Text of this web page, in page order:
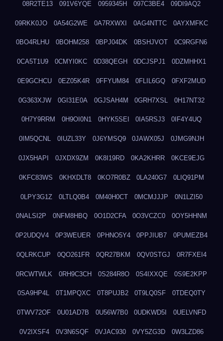
08R2TE13 091V6YQE 0959345H 097C3BE4 09DI9AQ2
09RKK0JO 0A54G2WE 0A7RXWXI 0AG4NTTC 0AYXMFKC
0BO4RLHU 0BOHM258 0BPJ04DK 0BSHJVOT 0C9RGFN6
0CA5T1U9 0CMYI0KC 0D38QEGH 0DCJSPJ1 0DZMHHX1
0E9GCHCU 0EZ05K4R 0FFYUM84 0FLIL6GQ 0FXF2MUD
0G363XJW 0GI31E0A 0GJSAH4M 0GRH7XSL 0H17NT32
0H7Y9RRM 0H9OI0N1 0HYK5SEI 0IA5RSJ3 0IF4Y4UQ
0IM5QCNL 0IUZL33Y 0J6YMSQ9 0JAWX05J 0JMG9NJH
0JX5HAPI 0JXDX9ZM 0K8I19RD 0KA2KHRR 0KCE9EJG
0KFC83WS 0KHXDLT8 0KO7R0BZ 0LA240G7 0LIQ91PM
0LPY3G1Z 0LTLQ0B4 0M40H0CT 0MCMJJJP 0N1LZI50
0NALSI2P 0NFM8HBQ 0O1D2CFA 0O3VCZC0 0OY5HHNM
0P2UDQV4 0P3WEUER 0PHNO5Y4 0PPJIUB7 0PUMEZB4
0QLRKCUP 0QO261FR 0QR27BKM 0QV0STGJ 0R7FXEI4
0RCWTWLK 0RH9C3CH 0S284R8O 0S4IXXQE 0S9E2KPP
0SA9HP4L 0T1MPQXC 0T8PUJB2 0T9LQ0SF 0TDEQ0TY
0TWV72OF 0U01AD7B 0U56W7B0 0UDKWD5I 0UELVNFD
0V2IXSF4 0V3N6SQF 0VJAC930 0VY5ZG3D 0W3LZD86